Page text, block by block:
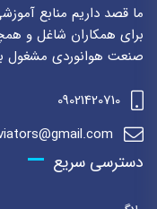
ما قصد داریم منابع
برای همکاران شاغل و
صنعت هوانوردی مشغول
09021420710
دسترسی سریع